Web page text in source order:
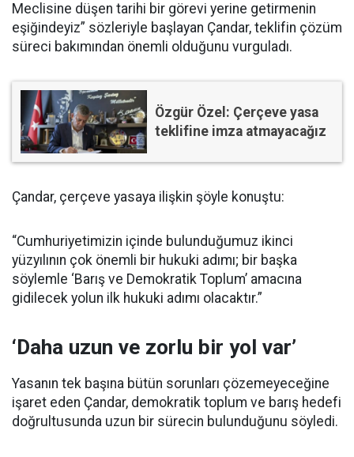
Meclisine düşen tarihi bir görevi yerine getirmenin
eşiğindeyiz” sözleriyle başlayan Çandar, teklifin çözüm
süreci bakımından önemli olduğunu vurguladı.
Özgür Özel: Çerçeve yasa
teklifine imza atmayacağız
Çandar, çerçeve yasaya ilişkin şöyle konuştu:
“Cumhuriyetimizin içinde bulunduğumuz ikinci
yüzyılının çok önemli bir hukuki adımı; bir başka
söylemle ‘Barış ve Demokratik Toplum’ amacına
gidilecek yolun ilk hukuki adımı olacaktır.”
‘Daha uzun ve zorlu bir yol var’
Yasanın tek başına bütün sorunları çözemeyeceğine
işaret eden Çandar, demokratik toplum ve barış hedefi
doğrultusunda uzun bir sürecin bulunduğunu söyledi.